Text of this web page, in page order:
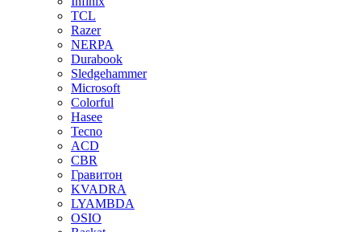
TCL
Razer
NERPA
Durabook
Sledgehammer
Microsoft
Colorful
Hasee
Tecno
ACD
CBR
Гравитон
KVADRA
LYAMBDA
OSIO